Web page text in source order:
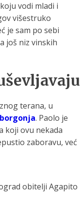
vodi mladi i
višestruko
je sam po sebi
još niz vinskih
terana, u
borgonja. Paolo je
koji ovu nekada
zaboravu, već
obitelji Agapito